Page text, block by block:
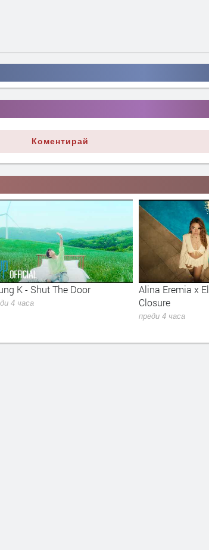
Коментирай
Door
Alina Eremia x Elvana Gjata -